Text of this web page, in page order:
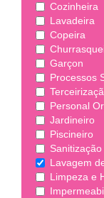
Cozinheira
Lavadeira
Copeira
Garçon
Processos
Personal
Jardineiro
Piscineiro
Lavagem
Limpeza e